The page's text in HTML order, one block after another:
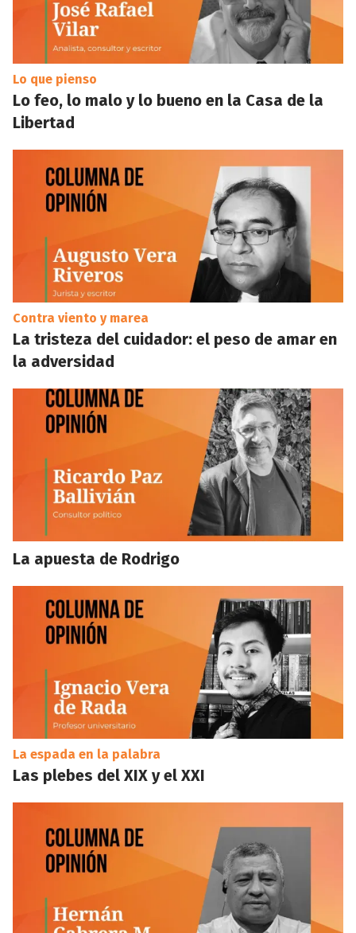
Lo que pienso
Lo feo, lo malo y lo bueno en la Casa de la
Libertad
Contra viento y marea
La tristeza del cuidador: el peso de amar en
la adversidad
La apuesta de Rodrigo
La espada en la palabra
Las plebes del XIX y el XXI